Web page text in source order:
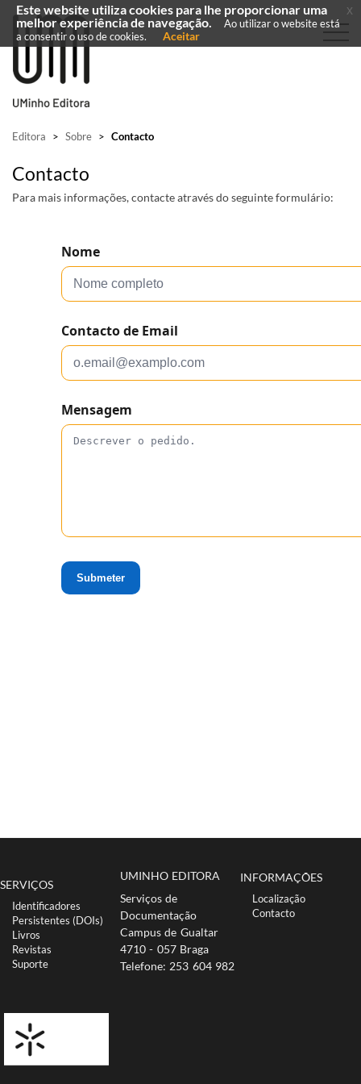
Editora > Sobre > Contacto
Contacto
Para mais informações, contacte através do seguinte formulário:
SERVIÇOS
Identificadores
Persistentes (DOIs)
Livros
Revistas
Suporte
UMINHO EDITORA
Serviços de
Documentação
Campus de Gualtar
​4710 - ​057 Braga
Telefone: 253 604 982​
INFORMAÇÕES
Localização
Co​ntacto
Este website utiliza cookies para lhe proporcionar uma
melhor experiência de navegação.
Ao utilizar o website está
a consentir o uso de cookies.
Aceitar
x